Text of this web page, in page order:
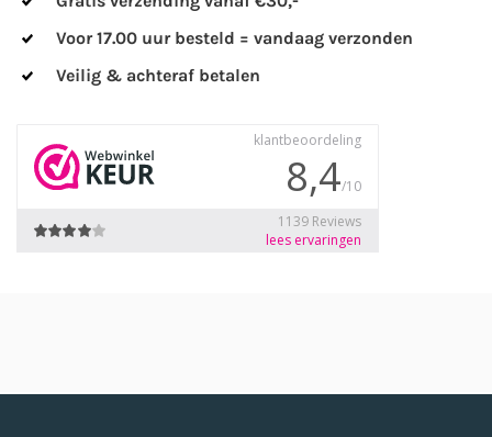
Voor 17.00 uur besteld = vandaag verzonden
Veilig & achteraf betalen